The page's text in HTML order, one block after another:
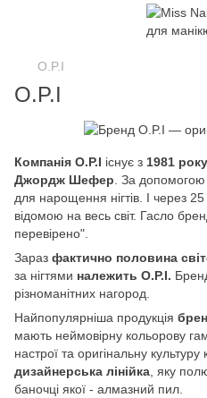
O.P.I
O.P.I
Компанія O.P.I існує з 1981
Джордж Шефер. За допомогою
для нарощення нігтів. І через 25
відомою на весь світ. Гасло
перевірено".
Зараз фактично половина
за нігтями належить O.P.I.
різноманітних нагород.
Найпопулярніша продукція
мають неймовірну кольорову
настрої та оригінальну
дизайнерська лінійка, яку
баночці якої - алмазний пил.